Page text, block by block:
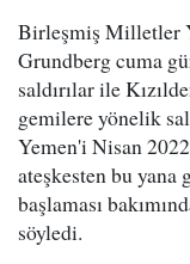
Birleşmiş Milletler
Grundberg cuma
saldırılar ile
gemilere yönelik
Yemen'i Nisan
ateşkesten bu yana
başlaması
söyledi.